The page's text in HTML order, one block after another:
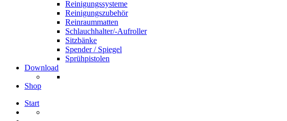
Reinigungssysteme
Reinigungszubehör
Reinraummatten
Schlauchhalter/-Aufroller
Sitzbänke
Spender / Spiegel
Sprühpistolen
Download
Shop
Start